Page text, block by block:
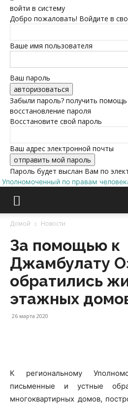
войти в систему
Добро пожаловать! Войдите в
Ваше имя пользователя
Ваш пароль
Забыли пароль? получить помощь
восстановление пароля
Восстановите свой пароль
Ваш адрес электронной почты
Пароль будет выслан Вам по
Уполномоченный по правам
Домой Новости
За помощью к
Джамбулату
обратились
этажных
26 марта 2020
К региональному
письменные и устные
многоквартирных домов,